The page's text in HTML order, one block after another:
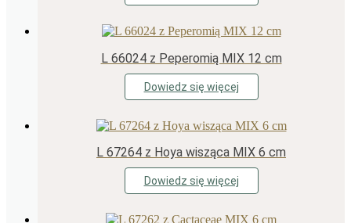
L 66024 z Peperomią MIX 12 cm
Dowiedz się więcej
L 67264 z Hoya wisząca MIX 6 cm
Dowiedz się więcej